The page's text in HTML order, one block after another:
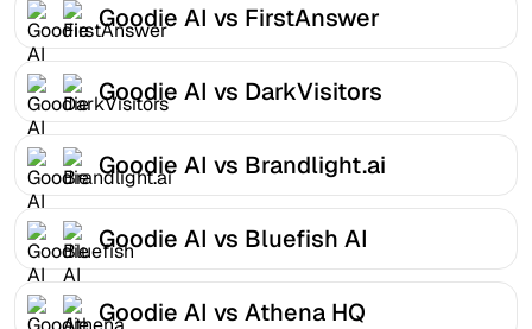
Goodie AI vs FirstAnswer
Goodie AI vs DarkVisitors
Goodie AI vs Brandlight.ai
Goodie AI vs Bluefish AI
Goodie AI vs Athena HQ